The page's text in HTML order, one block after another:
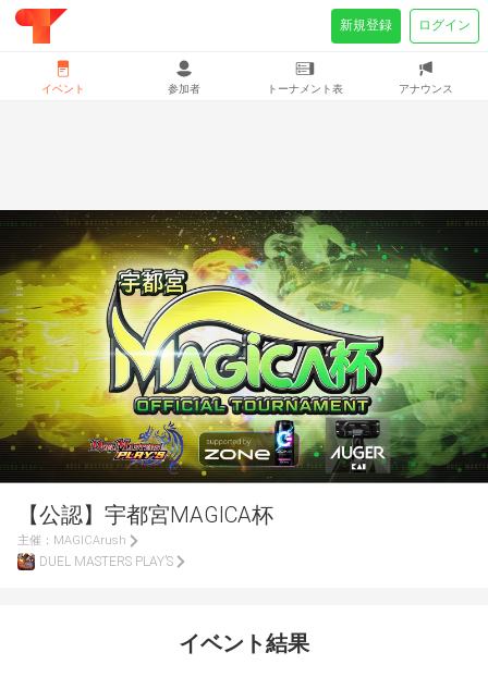
【公認】宇都宮MAGICA杯
主催： MAGICArush
DUEL MASTERS PLAY’S
イベント結果
イベント 参加者 トーナメント表 アナウンス
新規登録 ログイン